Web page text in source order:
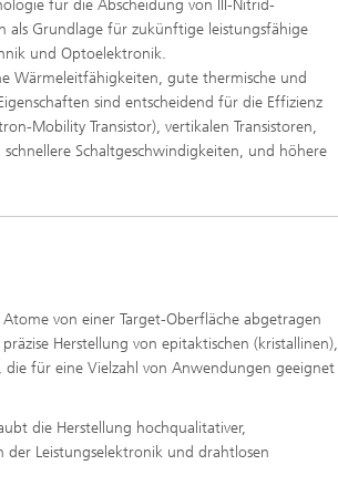
für die Abscheidung von III-Nitrid-
als Grundlage für zukünftige leistungsfähige
und Optoelektronik.
Wärmeleitfähigkeiten, gute thermische und
sind entscheidend für die Effizienz
Mobility Transistor), vertikalen Transistoren,
Schaltgeschwindigkeiten, und höhere
von einer Target-Oberfläche abgetragen
Herstellung von epitaktischen (kristallinen),
die für eine Vielzahl von Anwendungen geeignet
die Herstellung hochqualitativer,
Leistungselektronik und drahtlosen